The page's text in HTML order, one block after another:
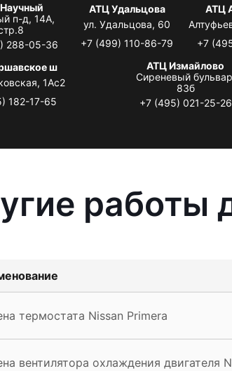
п-д, 14А,
288-05-36
АТЦ Удальцова
ул. Удальцова, 60
+7 (499) 110-86-79
АТЦ
+7
ш
1Ас2
182-17-65
АТЦ Измайлово
Сиреневый
83б
+7 (495) 021-25-26
работы
термостата Nissan Primera
вентилятора охлаждения двигателя